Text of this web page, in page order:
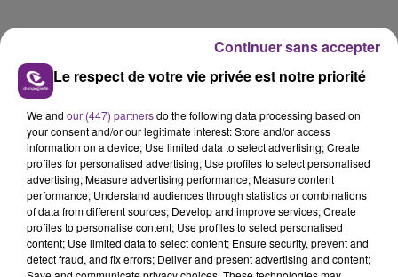
5 août 2026
UN FEU DE REMORQUE BLOQUE LA
CIRCULATION DANS LES ARDENNES
Le respect de votre vie privée est notre priorité
We and our (447) partnersdo the following data processing based on
your consent and/or our legitimate interest: Store and/or access
information on a device; Use limited data to select advertising; Create
profiles for personalised advertising; Use profiles to select personalised
advertising; Measure advertising performance; Measure content
performance; Understand audiences through statistics or combinations
of data from different sources; Develop and improve services; Create
profiles to personalise content; Use profiles to select personalised
content; Use limited data to select content; Ensure security, prevent and
detect fraud, and fix errors; Deliver and present advertising and content;
Continuer sans accepter